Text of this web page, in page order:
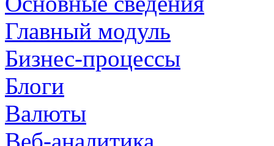
Главный модуль
Бизнес-процессы
Блоги
Валюты